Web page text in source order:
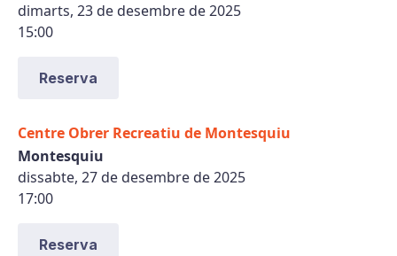
dimarts, 23 de desembre de 2025
15:00
Reserva
Centre Obrer Recreatiu de Montesquiu
Montesquiu
dissabte, 27 de desembre de 2025
17:00
Reserva